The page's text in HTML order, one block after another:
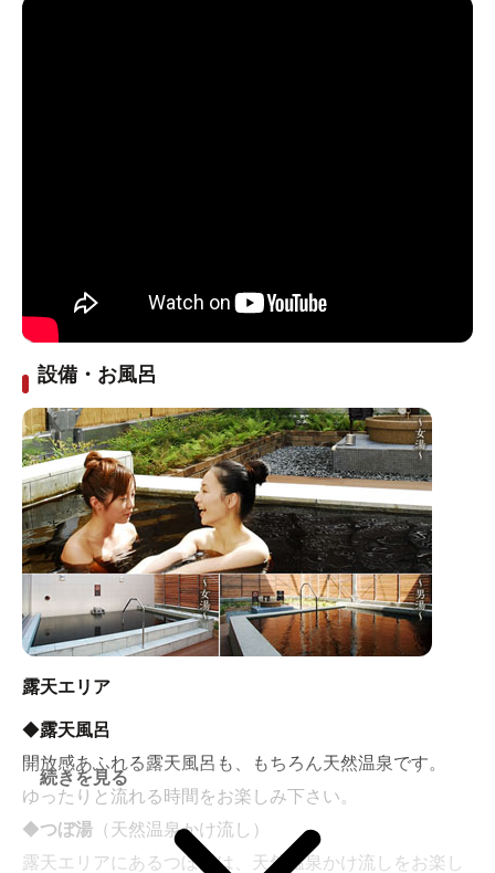
設備・お風呂
露天エリア
◆露天風呂
開放感あふれる露天風呂も、もちろん天然温泉です。
ゆったりと流れる時間をお楽しみ下さい。
◆つぼ湯 （天然温泉かけ流し）
露天エリアにあるつぼ湯は、天然温泉かけ流しをお楽し
続きを見る